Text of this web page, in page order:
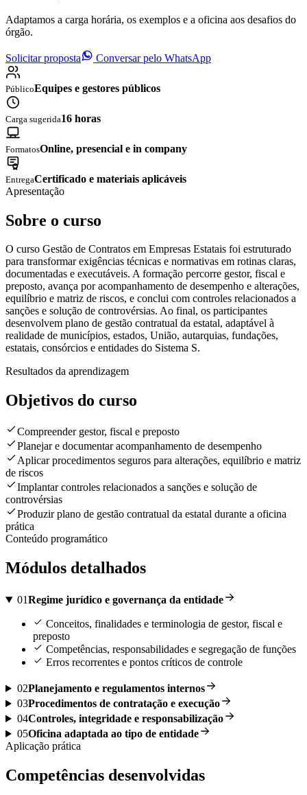
Adaptamos a carga horária, os exemplos e a oficina aos desafios do
órgão.
Solicitar proposta Conversar pelo WhatsApp
PúblicoEquipes e gestores públicos
Carga sugerida16 horas
FormatosOnline, presencial e in company
EntregaCertificado e materiais aplicáveis
Apresentação
Sobre o curso
O curso Gestão de Contratos em Empresas Estatais foi estruturado
para transformar exigências técnicas e normativas em rotinas claras,
documentadas e executáveis. A formação percorre gestor, fiscal e
preposto, avança por acompanhamento de desempenho e alterações,
equilíbrio e matriz de riscos, e conclui com controles relacionados a
sanções e solução de controvérsias. Ao final, os participantes
desenvolvem plano de gestão contratual da estatal, adaptável à
realidade de municípios, estados, União, autarquias, fundações,
estatais, consórcios e entidades do Sistema S.
Resultados da aprendizagem
Objetivos do curso
Compreender gestor, fiscal e preposto
Planejar e documentar acompanhamento de desempenho
Aplicar procedimentos seguros para alterações, equilíbrio e matriz
de riscos
Implantar controles relacionados a sanções e solução de
controvérsias
Produzir plano de gestão contratual da estatal durante a oficina
prática
Conteúdo programático
Módulos detalhados
01Regime jurídico e governança da entidade
Conceitos, finalidades e terminologia de gestor, fiscal e
preposto
Competências, responsabilidades e segregação de funções
Erros recorrentes e pontos críticos de controle
02Planejamento e regulamentos internos
03Procedimentos de contratação e execução
04Controles, integridade e responsabilização
05Oficina adaptada ao tipo de entidade
Aplicação prática
Competências desenvolvidas